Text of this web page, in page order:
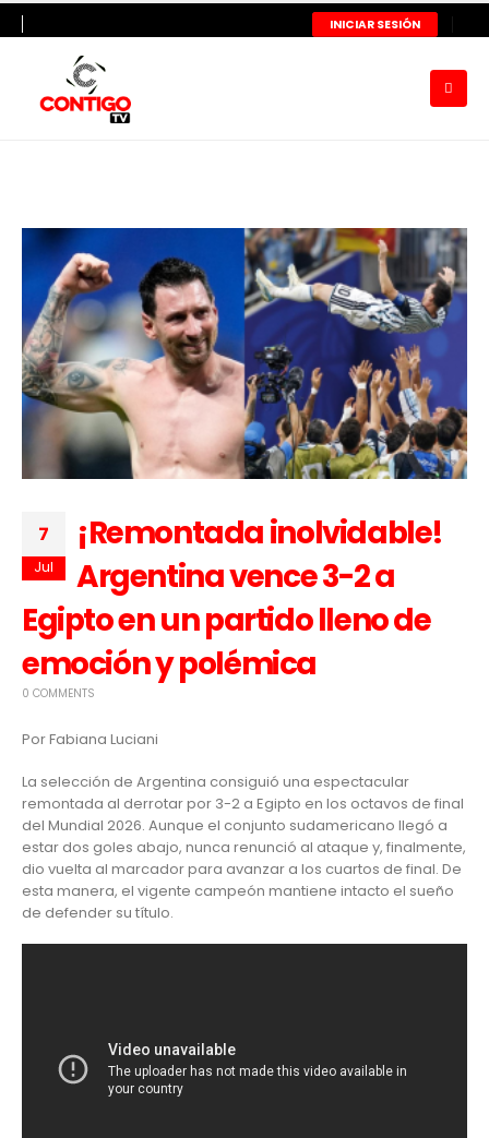
INICIAR SESIÓN
7
Jul
¡Remontada inolvidable!
Argentina vence 3-2 a
Egipto en un partido lleno de
emoción y polémica
0 COMMENTS
Por Fabiana Luciani
La selección de Argentina consiguió una espectacular
remontada al derrotar por 3-2 a Egipto en los octavos de final
del Mundial 2026. Aunque el conjunto sudamericano llegó a
estar dos goles abajo, nunca renunció al ataque y, finalmente,
dio vuelta al marcador para avanzar a los cuartos de final. De
esta manera, el vigente campeón mantiene intacto el sueño
de defender su título.